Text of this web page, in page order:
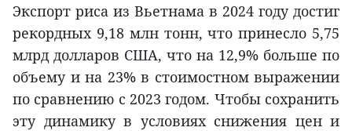
Экспорт риса из Вьетнама в 2024 году достиг
рекордных 9,18 млн тонн, что принесло 5,75
млрд долларов США, что на 12,9% больше по
объему и на 23% в стоимостном выражении
по сравнению с 2023 годом. Чтобы сохранить
эту динамику в условиях снижения цен и